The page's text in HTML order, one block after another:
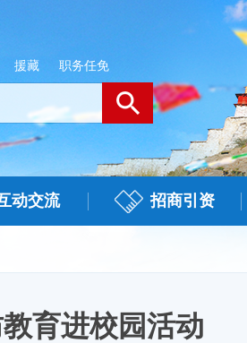
援藏 职务任免
动交流 招商引资
育进校园活动